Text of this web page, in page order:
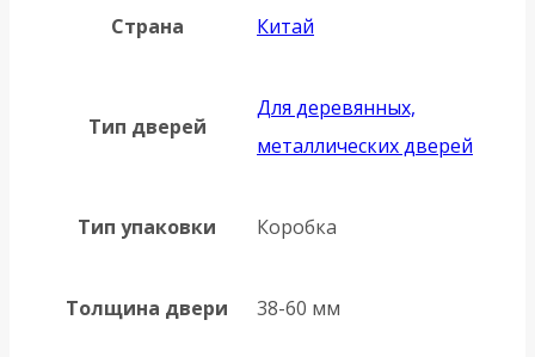
Страна Китай
Тип дверей
Для деревянных,
металлических дверей
Тип упаковки Коробка
Толщина двери 38-60 мм